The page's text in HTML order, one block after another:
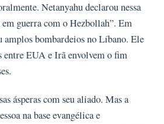
Netanyahu declarou nessa
em guerra com o Hezbollah”. Em
amplos bombardeios no Líbano. Ele
entre EUA e Irã envolvem o fim
ásperas com seu aliado. Mas a
na base evangélica e